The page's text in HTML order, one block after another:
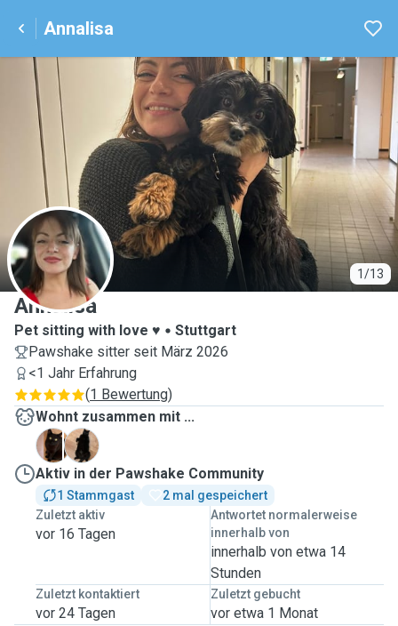
Annalisa
1/13
A
Annalisa
Pet sitting with love ♥️
Stuttgart
Pawshake sitter seit März 2026
<1 Jahr Erfahrung
(1 Bewertung)
Wohnt zusammen mit ...
C
N
Aktiv in der Pawshake Community
1 Stammgast
2 mal gespeichert
Zuletzt aktiv
vor 16 Tagen
Antwortet normalerweise
innerhalb von
innerhalb von etwa 14
Stunden
Zuletzt kontaktiert
vor 24 Tagen
Zuletzt gebucht
vor etwa 1 Monat